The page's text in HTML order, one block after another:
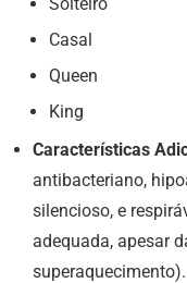
Casal
Queen
King
Características
antibacteriano,
silencioso, e
adequada, apesar
superaquecimento).